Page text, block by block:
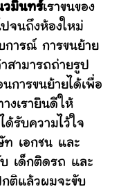
วมินทร์เราขนของ
จนถึงห้องใหม่
การณ์ การขนย้าย
สามารถถ่ายรูป
การขนย้ายได้เพื่อ
งเรายินดีให้
ด้รับความไว้ใจ
เอกชน และ
เด็กติดรถ และ
ติแล้วผมจะขับ